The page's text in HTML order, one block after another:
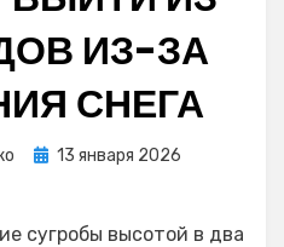
ИЗ-ЗА
СНЕГА
Posted
13 января 2026
сугробы высотой в два